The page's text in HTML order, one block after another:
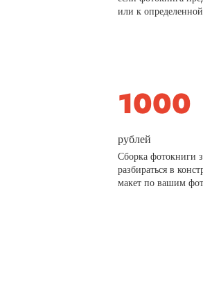
или к определенной
рублей
Сборка фотокниги
разбираться в
макет по вашим